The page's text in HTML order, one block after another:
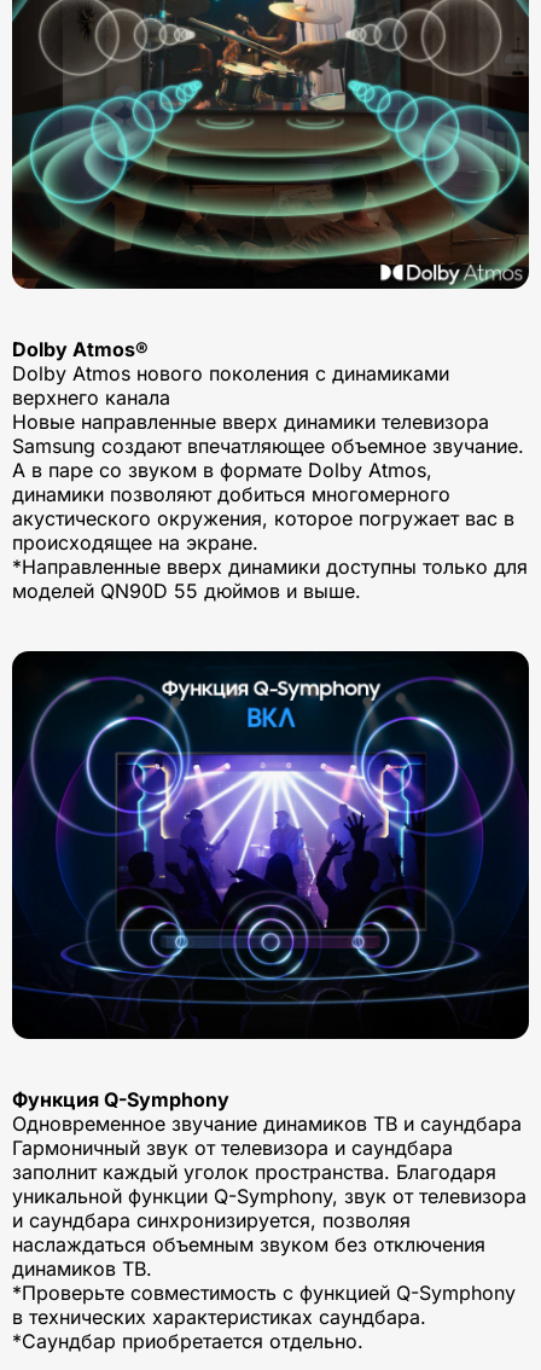
Dolby Atmos®
Dolby Atmos нового поколения с динамиками
верхнего канала
Новые направленные вверх динамики телевизора
Samsung создают впечатляющее объемное звучание.
А в паре со звуком в формате Dolby Atmos,
динамики позволяют добиться многомерного
акустического окружения, которое погружает вас в
происходящее на экране.
*Направленные вверх динамики доступны только для
моделей QN90D 55 дюймов и выше.
Функция Q-Symphony
Одновременное звучание динамиков ТВ и саундбара
Гармоничный звук от телевизора и саундбара
заполнит каждый уголок пространства. ‏Благодаря
уникальной функции Q-Symphony, звук от телевизора
и саундбара синхронизируется, позволяя
наслаждаться объемным звуком без отключения
динамиков ТВ.
*Проверьте совместимость с функцией Q-Symphony
в технических характеристиках саундбара.
*Саундбар приобретается отдельно.